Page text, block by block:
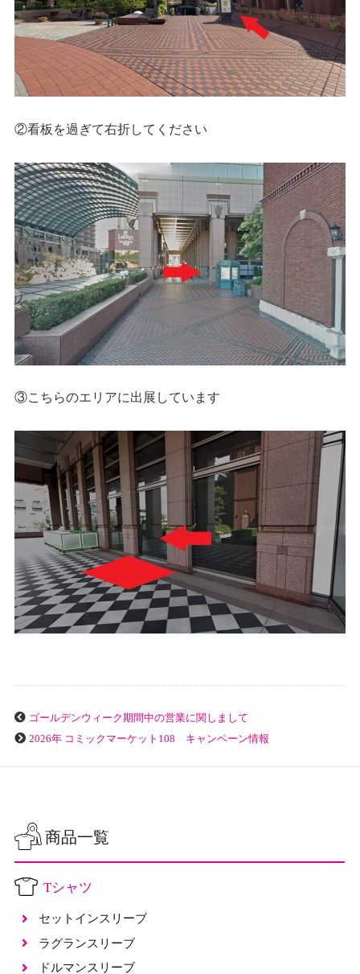
②看板を過ぎて右折してください
③こちらのエリアに出展しています
ゴールデンウィーク期間中の営業に関しまして
2026年 コミックマーケット108 キャンペーン情報
商品一覧
Tシャツ
セットインスリーブ
ラグランスリーブ
ドルマンスリーブ